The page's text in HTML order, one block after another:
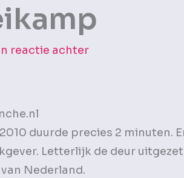
reactie achter
duurde precies 2 minuten.
Letterlijk de deur
Nederland.